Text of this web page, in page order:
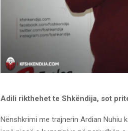
Adili rikthehet te Shkëndija, sot
Nënshkrimi me trajnerin Ardian Nuhiu